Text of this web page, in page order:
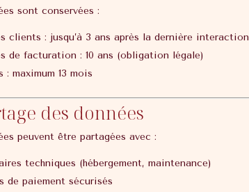
sont conservées :
clients : jusqu’à 3 ans après la dernière interaction
de facturation : 10 ans (obligation légale)
: maximum 13 mois
des données
peuvent être partagées avec :
techniques (hébergement, maintenance)
de paiement sécurisés